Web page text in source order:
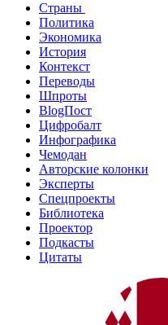
Страны
Политика
Экономика
История
Контекст
Переводы
Шпроты
BlogПост
Цифробалт
Инфографика
Чемодан
Авторские колонки
Эксперты
Спецпроекты
Библиотека
Проектор
Подкасты
Цитаты